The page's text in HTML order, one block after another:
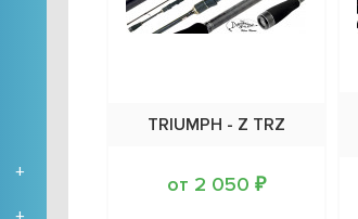
+
TRIUMPH - Z TRZ
от 2 050 ₽